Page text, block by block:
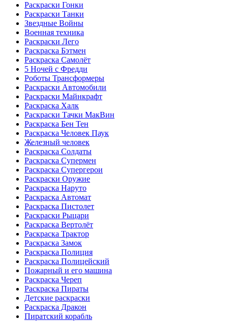
Раскраски Гонки
Раскраски Танки
Звездные Войны
Военная техника
Раскраски Лего
Раскраска Бэтмен
Раскраска Самолёт
5 Ночей с Фредди
Роботы Трансформеры
Раскраски Автомобили
Раскраски Майнкрафт
Раскраска Халк
Раскраски Тачки МакВин
Раскраска Бен Тен
Раскраска Человек Паук
Железный человек
Раскраска Солдаты
Раскраска Супермен
Раскраска Супергерои
Раскраски Оружие
Раскраска Наруто
Раскраска Автомат
Раскраска Пистолет
Раскраски Рыцари
Раскраска Вертолёт
Раскраска Трактор
Раскраска Замок
Раскраска Полиция
Раскраска Полицейский
Пожарный и его машина
Раскраска Череп
Раскраска Пираты
Детские раскраски
Раскраска Дракон
Пиратский корабль